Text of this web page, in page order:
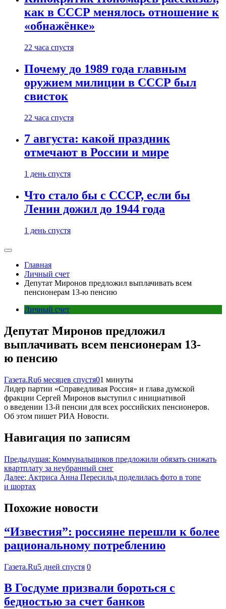
как в СССР менялось отношение к
«обнажёнке»
22 часа спустя
Почему до 1989 года главным
оружием милиции в СССР был
свисток
22 часа спустя
7 августа: какой праздник
отмечают в России и мире
1 день спустя
Что стало бы с СССР, если бы
Ленин дожил до 1944 года
1 день спустя
Главная
Личный счет
Депутат Миронов предложил выплачивать всем
пенсионерам 13-ю пенсию
Личный счет
Депутат Миронов предложил
выплачивать всем пенсионерам 13-
ю пенсию
Газета.Ru6 месяцев спустя01 минуты
Лидер партии «Справедливая Россия» и глава думской
фракции Сергей Миронов выступил с инициативой
о введении 13-й пенсии для всех российских пенсионеров.
Об этом пишет РИА Новости.
Навигация по записям
Предыдущая: Коммунальщиков предложили обязать снижать
квартплату за неубранный снег
Далее: Актриса Анна Пересильд поделилась фото в топе
и шортах
Похожие новости
“Известия”: россияне перешли к более
рациональному потреблению
Газета.Ru5 дней спустя 0
В Госдуме призвали бороться с
бедностью за счет банков